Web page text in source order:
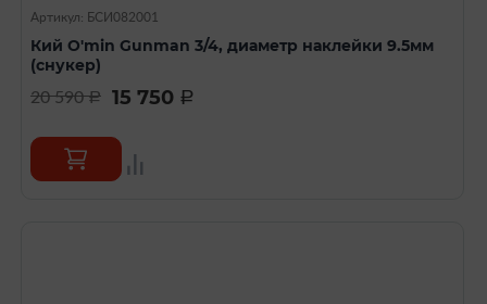
Артикул: БСИ082001
Кий O'min Gunman 3/4, диаметр наклейки 9.5мм
(снукер)
20 590a 15 750 a